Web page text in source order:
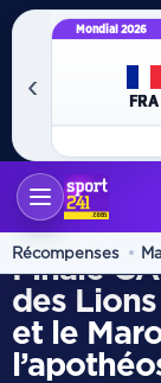
‹
Mondial 2026
FRA
Récompenses
ACCUEIL
FINALE
Finale
des
et le